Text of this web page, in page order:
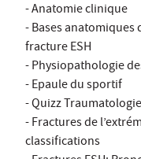
- Anatomie clinique
- Bases anatomiques
fracture ESH
- Physiopathologie
- Epaule du sportif
- Quizz
- Fractures de
classifications